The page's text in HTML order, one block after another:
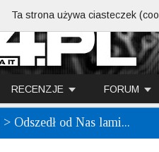
RECENZJE FORUM
> Odszedł od Nas lami...
Ta strona używa ciasteczek